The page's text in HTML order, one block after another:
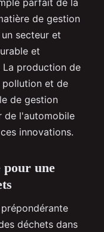
de gestion
secteur et
et
La production de
pollution et de
de gestion
de l'automobile
innovations.
pour une
déchets dans